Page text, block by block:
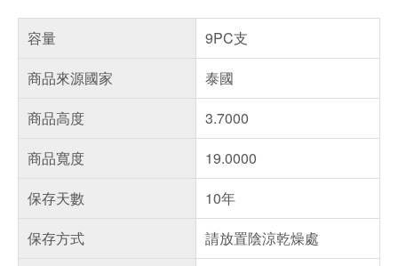
容量
9PC支
商品來源國家
泰國
商品高度
3.7000
商品寬度
19.0000
保存天數
10年
保存方式
請放置陰涼乾燥處